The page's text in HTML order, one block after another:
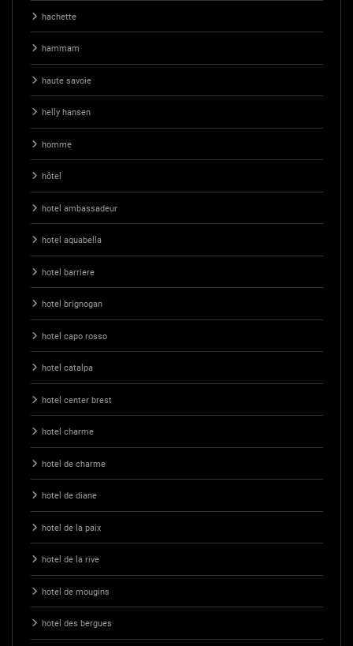
hachette
hammam
haute savoie
helly hansen
homme
hôtel
hotel ambassadeur
hotel aquabella
hotel barriere
hotel brignogan
hotel capo rosso
hotel catalpa
hotel center brest
hotel charme
hotel de charme
hotel de diane
hotel de la paix
hotel de la rive
hotel de mougins
hotel des bergues